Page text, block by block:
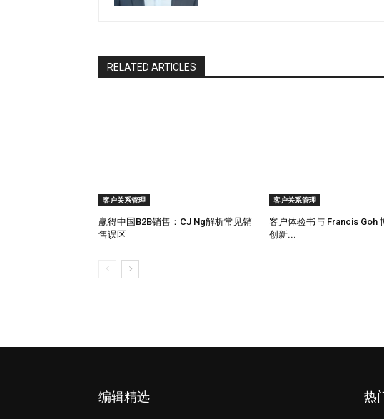
RELATED ARTICLES
客户关系管理
赢得中国B2B销售：CJ Ng解析常见销
售误区
客户关系管理
客户体验书与 Francis Goh
创新...
编辑精选 热